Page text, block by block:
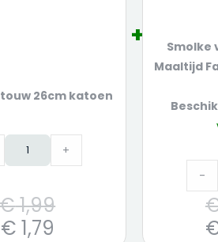
26cm katoen
+
€1,99
€ 1,79
Smolke
Maaltijd
-